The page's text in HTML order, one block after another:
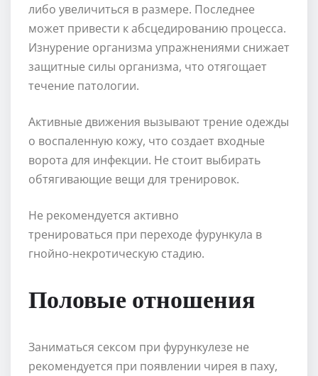
либо увеличиться в размере. Последнее
может привести к абсцедированию процесса.
Изнурение организма упражнениями снижает
защитные силы организма, что отягощает
течение патологии.
Активные движения вызывают трение одежды
о воспаленную кожу, что создает входные
ворота для инфекции. Не стоит выбирать
обтягивающие вещи для тренировок.
Не рекомендуется активно
тренироваться при переходе фурункула в
гнойно-некротическую стадию.
Половые отношения
Заниматься сексом при фурункулезе не
рекомендуется при появлении чирея в паху,